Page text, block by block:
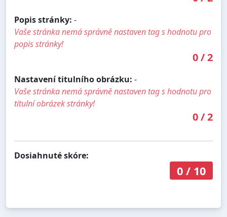
Popis stránky: -
Vaše stránka nemá správně nastaven tag s hodnotu pro
popis stránky!
0/2
Nastavení titulního obrázku: -
Vaše stránka nemá správně nastaven tag s hodnotu pro
titulní obrázek stránky!
0/2
Dosiahnuté skóre:
0/ 10